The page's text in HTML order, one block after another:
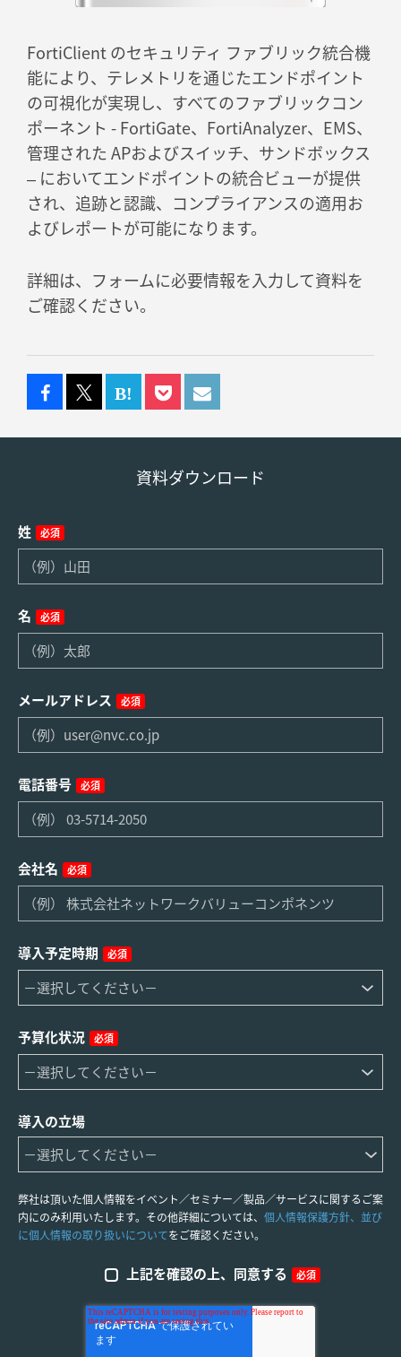
FortiClient のセキュリティ ファブリック統合機
能により、テレメトリを通じたエンドポイント
の可視化が実現し、すべてのファブリックコン
ポーネント - FortiGate、FortiAnalyzer、EMS、
管理された APおよびスイッチ、サンドボックス
– においてエンドポイントの統合ビューが提供
され、追跡と認識、コンプライアンスの適用お
よびレポートが可能になります。
詳細は、フォームに必要情報を入力して資料を
ご確認ください。
資料ダウンロード
姓 必須
名 必須
メールアドレス 必須
電話番号 必須
会社名 必須
導入予定時期 必須
予算化状況 必須
導入の立場
弊社は頂いた個人情報をイベント／セミナー／製品／サービスに関するご案
内にのみ利用いたします。その他詳細については、 個人情報保護方針、並び
に個人情報の取り扱いについてをご確認ください。
上記を確認の上、同意する 必須